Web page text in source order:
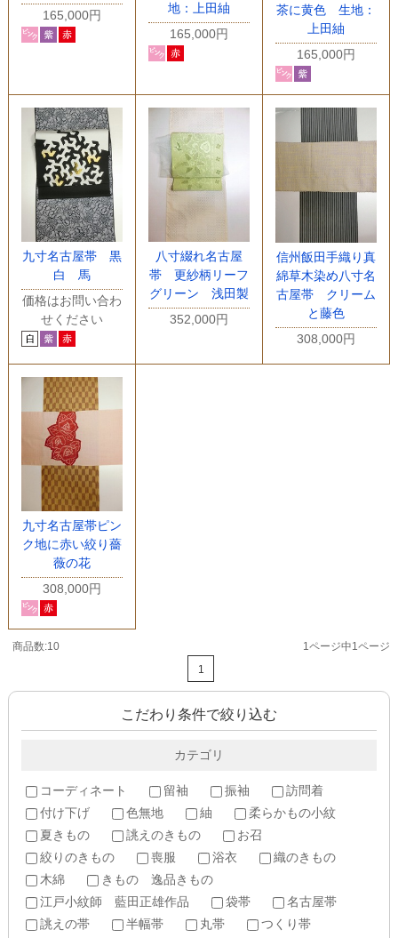
165,000円
地：上田紬
165,000円
茶に黄色 生地：
上田紬
165,000円
九寸名古屋帯 黒
白 馬
価格はお問い合わ
せください
八寸綴れ名古屋
帯 更紗柄リーフ
グリーン 浅田製
352,000円
信州飯田手織り真
綿草木染め八寸名
古屋帯 クリーム
と藤色
308,000円
九寸名古屋帯ピン
ク地に赤い絞り薔
薇の花
308,000円
商品数:10
1ページ中1ページ
1
こだわり条件で絞り込む
カテゴリ
コーディネート 留袖 振袖
訪問着
付け下げ
色無地 紬
柔らかもの小紋
夏きもの
誂えのきもの
お召
絞りのきもの
喪服 浴衣
織のきもの
木綿
きもの 逸品きもの
江戸小紋師 藍田正雄作品
袋帯
名古屋帯
誂えの帯
半幅帯 丸帯
つくり帯